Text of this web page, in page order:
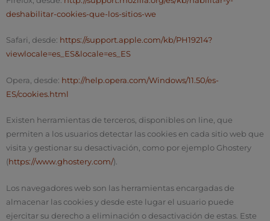
deshabilitar-cookies-que-los-sitios-we
Safari, desde: https://support.apple.com/kb/PH19214?
viewlocale=es_ES&locale=es_ES
Opera, desde: http://help.opera.com/Windows/11.50/es-
ES/cookies.html
Existen herramientas de terceros, disponibles on line, que
permiten a los usuarios detectar las cookies en cada sitio web que
visita y gestionar su desactivación, como por ejemplo Ghostery
(https://www.ghostery.com/).
Los navegadores web son las herramientas encargadas de
almacenar las cookies y desde este lugar el usuario puede
ejercitar su derecho a eliminación o desactivación de estas. Este